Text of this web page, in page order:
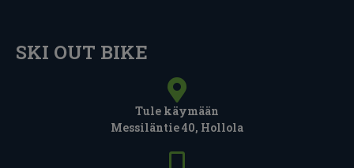
SKI OUT BIKE
Tule käymään
Messiläntie 40, Hollola